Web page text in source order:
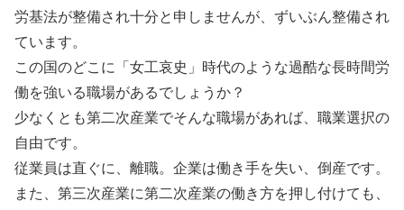
労基法が整備され十分と申しませんが、ずいぶん整備され
ています。
この国のどこに「女工哀史」時代のような過酷な長時間労
働を強いる職場があるでしょうか？
少なくとも第二次産業でそんな職場があれば、職業選択の
自由です。
従業員は直ぐに、離職。企業は働き手を失い、倒産です。
また、第三次産業に第二次産業の働き方を押し付けても、